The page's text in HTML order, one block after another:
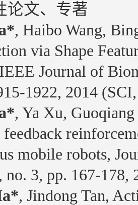
论文、专著
, Haibo Wang,
via Shape
Journal of
1922, 2014
, Ya Xu,
feedback
mobile robots,
no. 3, pp. 167-178,
, Jindong Tan,